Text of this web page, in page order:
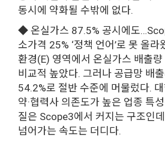
동시에 약화될 수밖에 없다.
◆ 온실가스 87.5% 공시에도
소가격 25% ‘정책 언어’로 못 올라
환경(E) 영역에서 온실가스 배출
비교적 높았다. 그러나 공급망 배
54.2%로 절반 수준에 머물렀다. 대
약·협력사 의존도가 높은 업종 특
질은 Scope3에서 커지는 구조인데
넘어가는 속도는 더디다.